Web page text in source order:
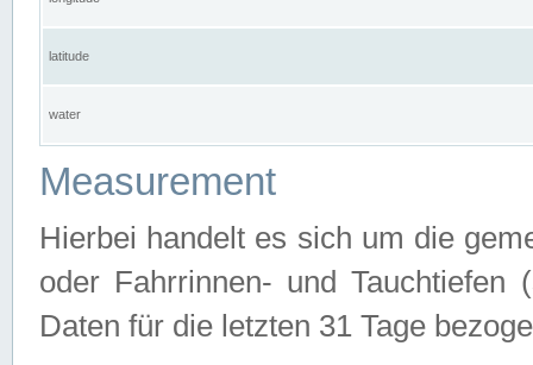
latitude
water
Measurement
Hierbei handelt es sich um die
oder Fahrrinnen- und Tauchtiefen
Daten für die letzten 31 Tage